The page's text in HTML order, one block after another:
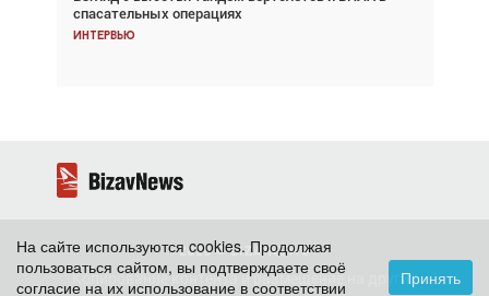
спасательных операциях
Интервью
покупке соответствующим образом
Интервью
2026 ©BizavNews
Копирование контента и размещение на других
На сайте используются cookies. Продолжая
пользоваться сайтом, вы подтверждаете своё
согласие на их использование в соответствии
Принять